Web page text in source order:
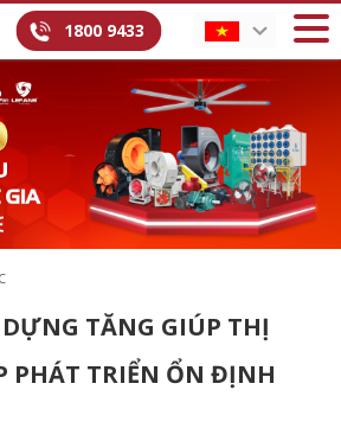
1800 9433
TĂNG GIÚP THỊ
PHÁT TRIỂN ỔN ĐỊNH